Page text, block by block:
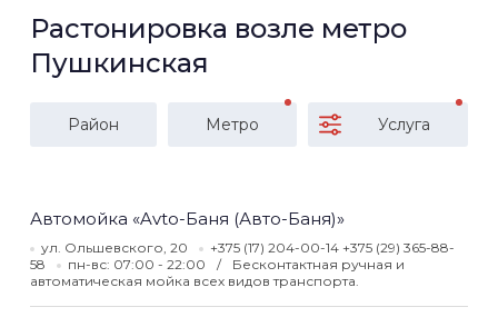
Растонировка возле метро
Пушкинская
Район Метро Услуга
Автомойка «Avto-Баня (Авто-Баня)»
ул. Ольшевского, 20
+375 (17) 204-00-14 +375 (29) 365-88-
58
пн-вс: 07:00 - 22:00
Бесконтактная ручная и
автоматическая мойка всех видов транспорта.